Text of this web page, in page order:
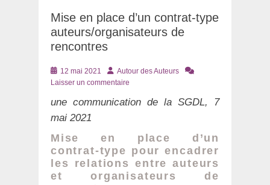
Mise en place d’un contrat-type
auteurs/organisateurs de
rencontres
Posté
le
12 mai 2021 AuteurAutour des Auteurs
Laisser un commentaire
une communication de la SGDL, 7
mai 2021
Mise en place d’un
contrat-type pour encadrer
les relations entre auteurs
et organisateurs de